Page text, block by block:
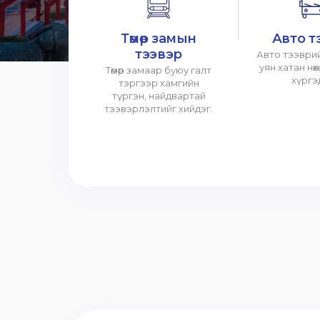
Төмөр замын
тээвэр
Төмөр замаар буюу галт
тэргээр хамгийн
түргэн, найдвартай
тээвэрлэлтийг хийдэг.
Авто
Авто
уян хатан